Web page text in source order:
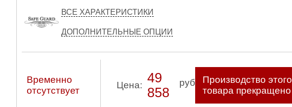
ВСЕ ХАРАКТЕРИСТИКИ
ДОПОЛНИТЕЛЬНЫЕ ОПЦИИ
Временно
отсутствует
Цена: 49
858
руб
Производство этого
товара прекращено